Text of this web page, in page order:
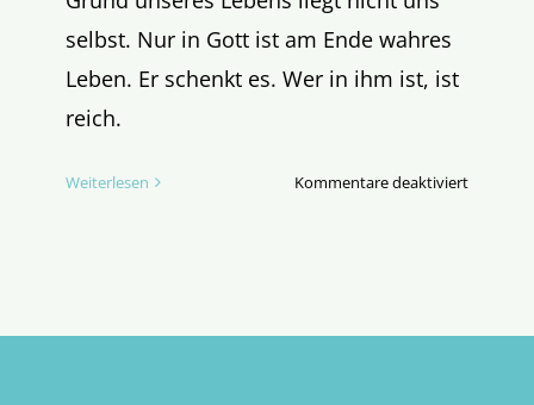
selbst. Nur in Gott ist am Ende wahres
Leben. Er schenkt es. Wer in ihm ist, ist
reich.
Weiterlesen Kommentare deaktiviertfür